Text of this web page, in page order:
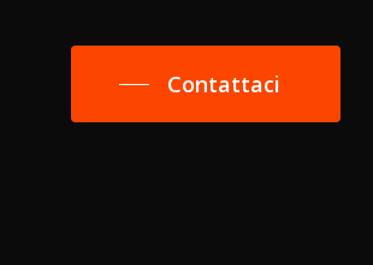
Contattaci